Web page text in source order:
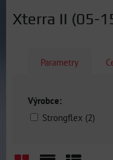
Xterra II (05-
Parametry
Výrobce:
Strongflex (2)